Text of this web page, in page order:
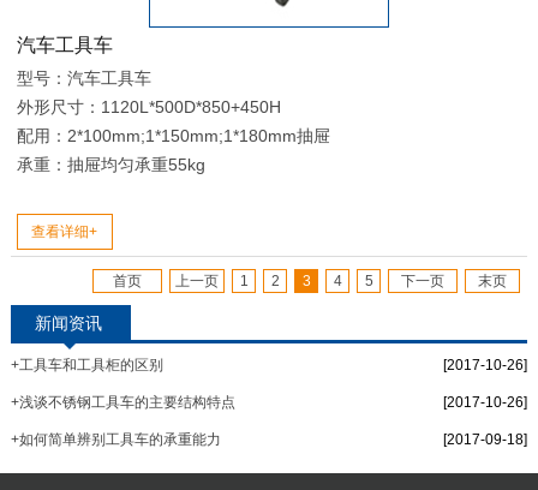
汽车工具车
型号：汽车工具车
外形尺寸：1120L*500D*850+450H
配用：2*100mm;1*150mm;1*180mm抽屉
承重：抽屉均匀承重55kg
查看详细+
首页 上一页 1 2 3 4 5 下一页 末页
新闻资讯
[2017-10-26]
+工具车和工具柜的区别
[2017-10-26]
+浅谈不锈钢工具车的主要结构特点
[2017-09-18]
+如何简单辨别工具车的承重能力